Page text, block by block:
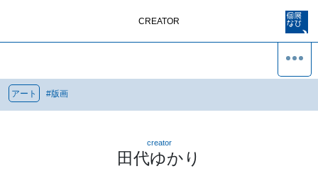
CREATOR
アート #版画
creator
田代ゆかり